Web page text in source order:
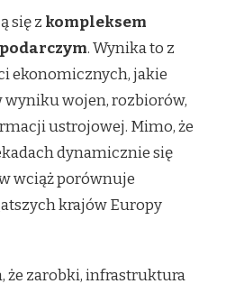
się z kompleksem
. Wynika to z
ekonomicznych, jakie
wyniku wojen, rozbiorów,
ustrojowej. Mimo, że
dynamicznie się
wciąż porównuje
krajów Europy
że zarobki, infrastruktura